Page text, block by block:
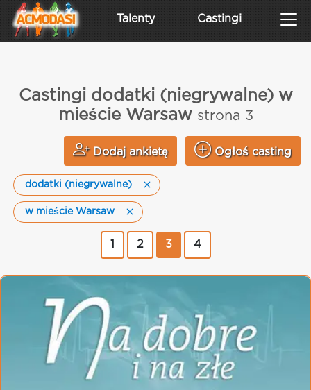
Talenty Castingi
Castingi dodatki (niegrywalne) w
mieście Warsaw strona 3
Dodaj ankietę Ogłoś casting
dodatki (niegrywalne)
w mieście Warsaw
2 3 4